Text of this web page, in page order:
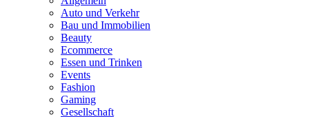
Auto und Verkehr
Bau und Immobilien
Beauty
Ecommerce
Essen und Trinken
Events
Fashion
Gaming
Gesellschaft